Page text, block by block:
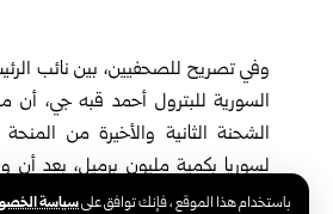
باستخدام هذا الموقع ، فإنك توافق علىسياسة
وفي تصريح للصحفيين، بين نائب
السورية للبترول أحمد قبه جي، أن
الشحنة الثانية والأخيرة من
لسوريا بكمية مليون برميل، بعد
بحمولة نحو 650 ألف برميل.